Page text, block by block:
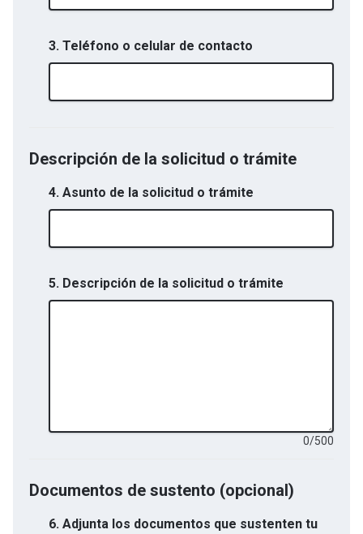
3. Teléfono o celular de contacto
Descripción de la solicitud o trámite
4. Asunto de la solicitud o trámite
5. Descripción de la solicitud o trámite
0/500
Documentos de sustento (opcional)
6. Adjunta los documentos que sustenten tu